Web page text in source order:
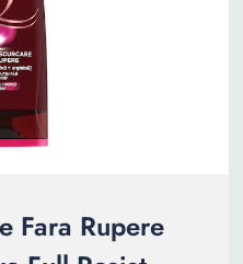
Fara Rupere